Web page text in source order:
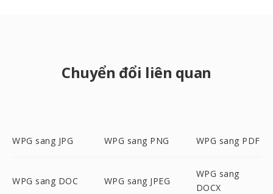
Chuyển đổi liên quan
WPG sang JPG WPG sang PNG WPG sang PDF
WPG sang DOC WPG sang JPEG
WPG sang
DOCX